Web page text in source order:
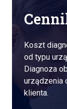
Koszt
od typu
Diagnoza
urządzenia
klienta.